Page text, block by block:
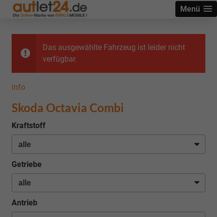
Menü
Das ausgewählte Fahrzeug ist leider nicht
verfügbar.
info
Skoda Octavia Combi
Kraftstoff
Getriebe
Antrieb